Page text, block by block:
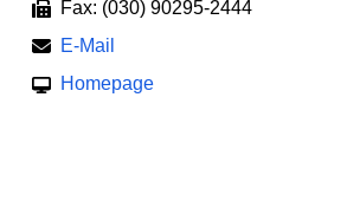
Fax: (030) 90295-2444
E-Mail
Homepage